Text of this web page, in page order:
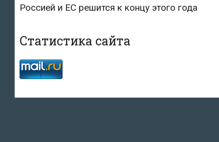
Россией и ЕС решится к концу этого года
Статистика сайта